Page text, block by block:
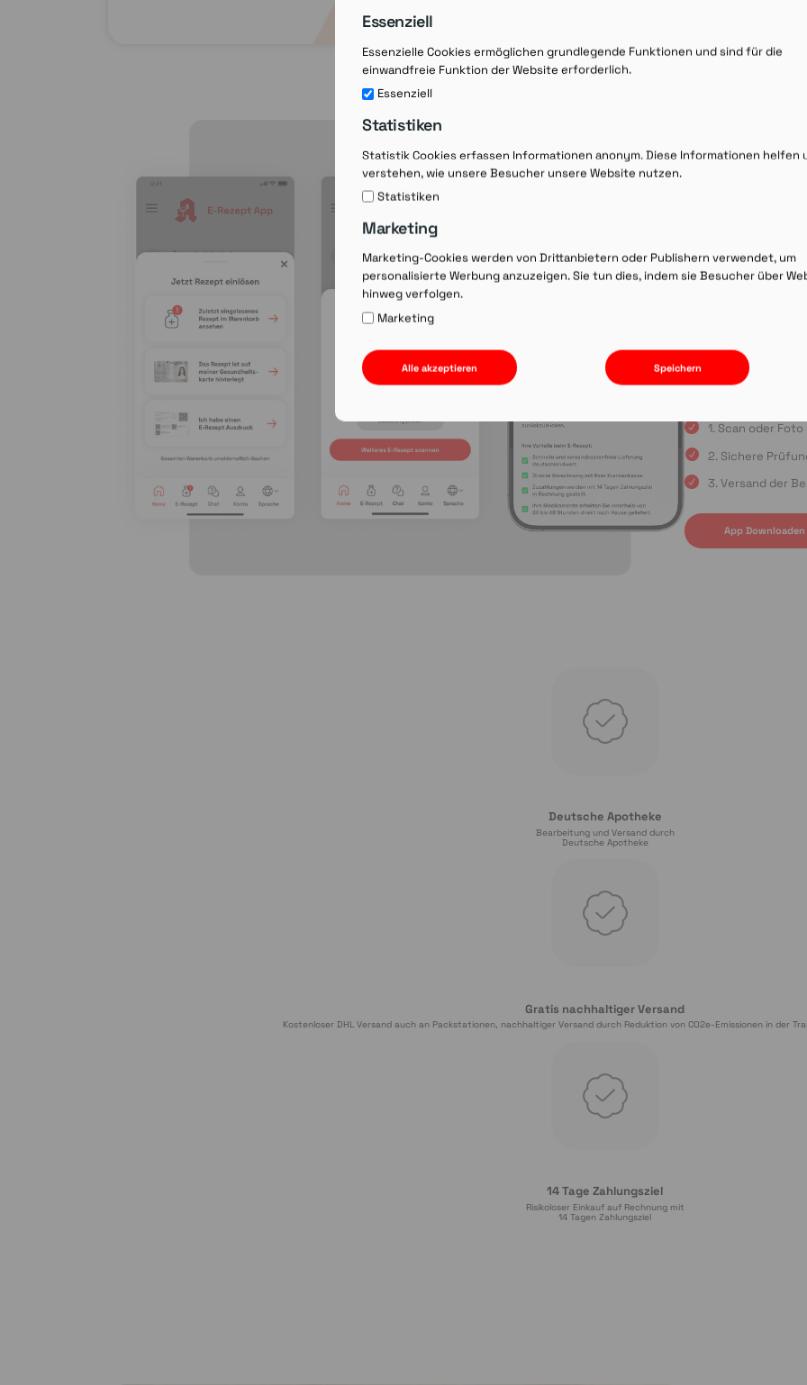
Rezept-Ausdruck
Rezept-
Wir laden Sie ein,
Rezepte schnell
oder die
sind Sie immer in
Apple App Store
uns auf Ihre
1. Scan oder
2. Sichere
3. Versand der
App Downloaden
Deutsche Apotheke
Bearbeitung und Versand durch
Deutsche Apotheke
Gratis nachhaltiger Versand
Kostenloser DHL Versand auch an Packstationen, nachhaltiger Versand durch Reduktion von CO2e-Emissionen in der
14 Tage Zahlungsziel
Risikoloser Einkauf auf Rechnung mit
14 Tagen Zahlungsziel
Essenziell
Essenzielle Cookies ermöglichen grundlegende Funktionen und sind für die
einwandfreie Funktion der Website erforderlich.
Essenziell
Statistiken
Statistik Cookies erfassen Informationen anonym. Diese Informationen helfen
verstehen, wie unsere Besucher unsere Website nutzen.
Statistiken
Marketing
Marketing-Cookies werden von Drittanbietern oder Publishern verwendet, um
personalisierte Werbung anzuzeigen. Sie tun dies, indem sie Besucher über
hinweg verfolgen.
Marketing
Alle akzeptieren Speichern